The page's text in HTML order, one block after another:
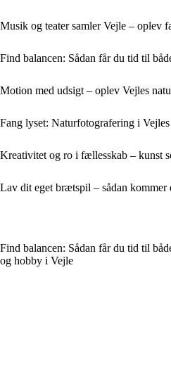
Musik og teater samler Vejle – oplev
Find balancen: Sådan får du tid til
Motion med udsigt – oplev Vejles
Fang lyset: Naturfotografering i
Kreativitet og ro i fællesskab – kunst
Lav dit eget brætspil – sådan kommer
Find balancen: Sådan får du tid til
og hobby i Vejle